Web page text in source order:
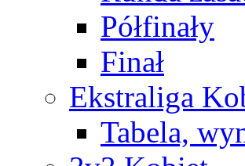
Półfinały
Finał
Ekstraliga
Tabela,